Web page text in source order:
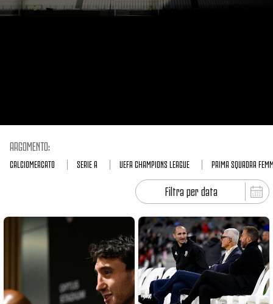
ARGOMENTO:
CALCIOMERCATO SERIE A UEFA CHAMPIONS LEAGUE PRIMA SQUADRA